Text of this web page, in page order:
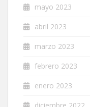
mayo 2023
abril 2023
marzo 2023
febrero 2023
enero 2023
diciembre 2022